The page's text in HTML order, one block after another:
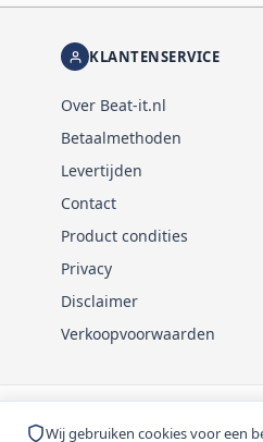
Wij gebruiken cookies voor een
KLANTENSERVICE
Over Beat-it.nl
Betaalmethoden
Levertijden
Contact
Product condities
Privacy
Disclaimer
Verkoopvoorwaarden
© 1999-2026 Beat-it.nl.